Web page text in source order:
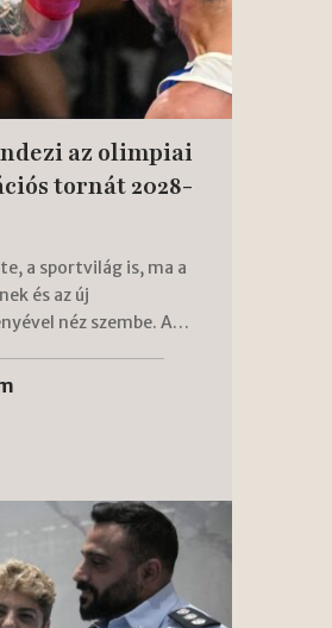
az olimpiai
tornát 2028-
a sportvilág is, ma a
és az új
néz szembe. A…